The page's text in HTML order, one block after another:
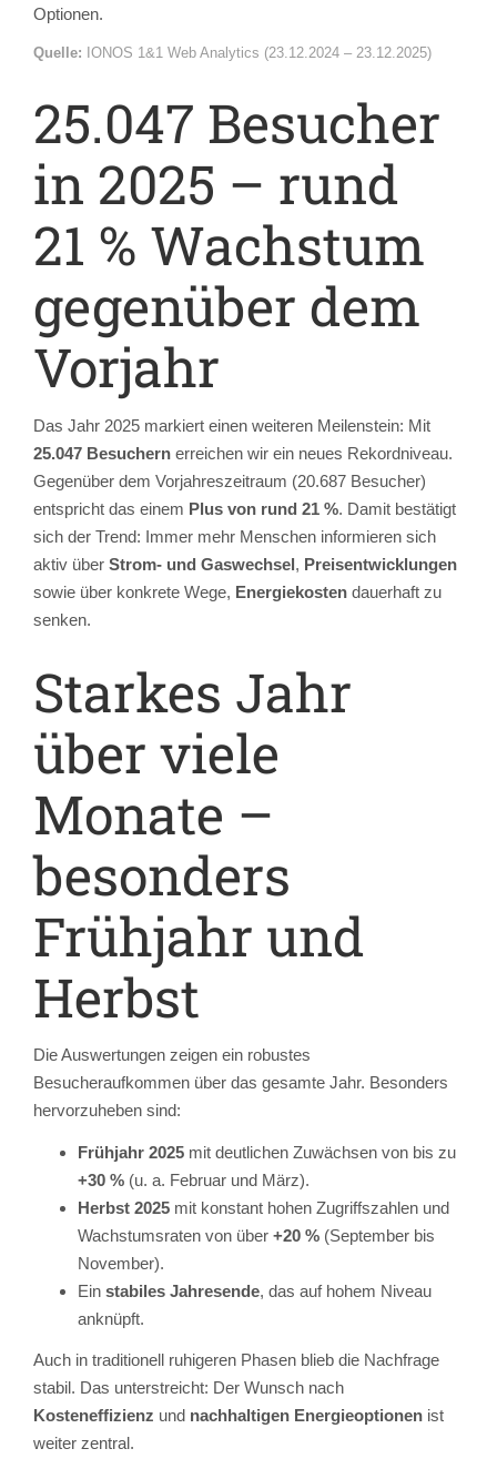
Optionen.
Quelle: IONOS 1&1 Web Analytics (23.12.2024 – 23.12.2025)
25.047 Besucher
in 2025 – rund
21 % Wachstum
gegenüber dem
Vorjahr
Das Jahr 2025 markiert einen weiteren Meilenstein: Mit
25.047 Besuchern erreichen wir ein neues Rekordniveau.
Gegenüber dem Vorjahreszeitraum (20.687 Besucher)
entspricht das einem Plus von rund 21 %. Damit bestätigt
sich der Trend: Immer mehr Menschen informieren sich
aktiv über Strom- und Gaswechsel, Preisentwicklungen
sowie über konkrete Wege, Energiekosten dauerhaft zu
senken.
Starkes Jahr
über viele
Monate –
besonders
Frühjahr und
Herbst
Die Auswertungen zeigen ein robustes
Besucheraufkommen über das gesamte Jahr. Besonders
hervorzuheben sind:
Frühjahr 2025 mit deutlichen Zuwächsen von bis zu
+30 % (u. a. Februar und März).
Herbst 2025 mit konstant hohen Zugriffszahlen und
Wachstumsraten von über +20 % (September bis
November).
Ein stabiles Jahresende, das auf hohem Niveau
anknüpft.
Auch in traditionell ruhigeren Phasen blieb die Nachfrage
stabil. Das unterstreicht: Der Wunsch nach
Kosteneffizienz und nachhaltigen Energieoptionen ist
weiter zentral.